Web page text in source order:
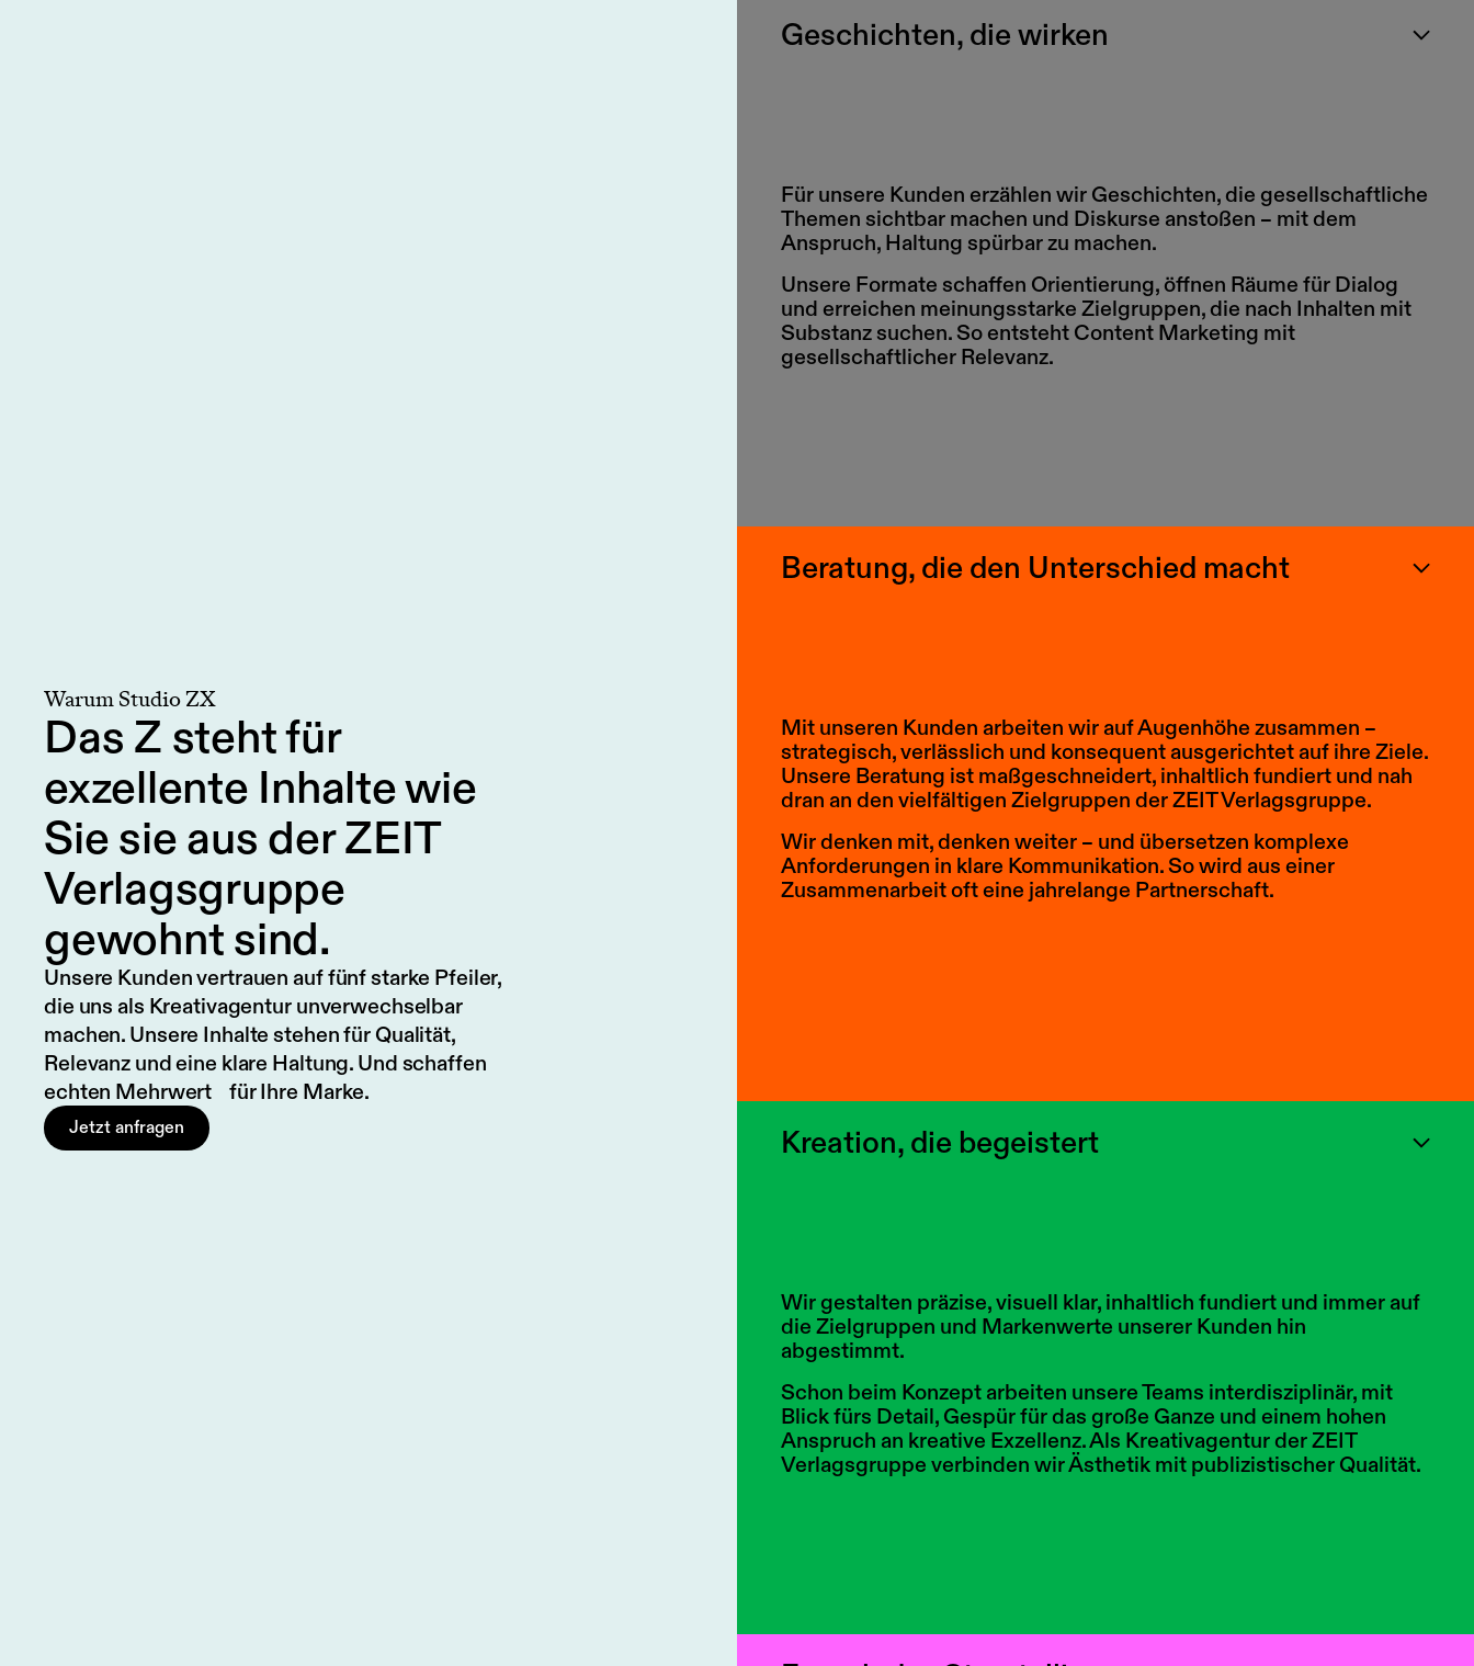
Warum Studio ZX
Das Z steht für
exzellente Inhalte wie
Sie sie aus der ZEIT
Verlagsgruppe
gewohnt sind.
Unsere Kunden vertrauen auf fünf starke Pfeiler,
die uns als Kreativagentur unverwechselbar
machen. Unsere Inhalte stehen für Qualität,
Relevanz und eine klare Haltung. Und schaffen
echten Mehrwert für Ihre Marke.
Jetzt anfragen
Geschichten, die wirken
Für unsere Kunden erzählen wir Geschichten, die gesellschaftliche
Themen sichtbar machen und Diskurse anstoßen – mit dem
Anspruch, Haltung spürbar zu machen.
Unsere Formate schaffen Orientierung, öffnen Räume für Dialog
und erreichen meinungsstarke Zielgruppen, die nach Inhalten mit
Substanz suchen. So entsteht Content Marketing mit
gesellschaftlicher Relevanz.
Beratung, die den Unterschied macht
Mit unseren Kunden arbeiten wir auf Augenhöhe zusammen –
strategisch, verlässlich und konsequent ausgerichtet auf ihre Ziele.
Unsere Beratung ist maßgeschneidert, inhaltlich fundiert und nah
dran an den vielfältigen Zielgruppen der ZEIT Verlagsgruppe.
Wir denken mit, denken weiter – und übersetzen komplexe
Anforderungen in klare Kommunikation. So wird aus einer
Zusammenarbeit oft eine jahrelange Partnerschaft.
Kreation, die begeistert
Wir gestalten präzise, visuell klar, inhaltlich fundiert und immer auf
die Zielgruppen und Markenwerte unserer Kunden hin
abgestimmt.
Schon beim Konzept arbeiten unsere Teams interdisziplinär, mit
Blick fürs Detail, Gespür für das große Ganze und einem hohen
Anspruch an kreative Exzellenz. Als Kreativagentur der ZEIT
Verlagsgruppe verbinden wir Ästhetik mit publizistischer Qualität.